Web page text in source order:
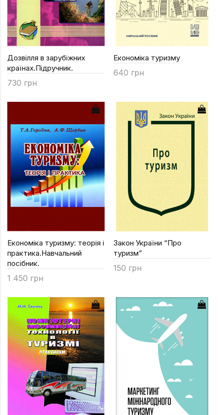
Дозвілля в зарубіжних
країнах.Підручник.
730 грн
Економіка туризму
640 грн
Економіка туризму: теорія і
практика.Навчальний
посібник.
1 450 грн
Закон України “Про
туризм”
150 грн